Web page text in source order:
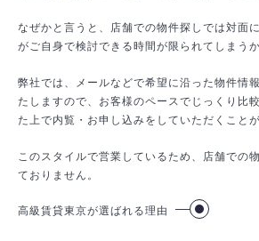
なぜかと言うと、店舗での物件探しでは対面
がご自身で検討できる時間が限られてしまうか
弊社では、メールなどで希望に沿った物件情
たしますので、お客様のペースでじっくり比
た上で内覧・お申し込みをしていただくことが
このスタイルで営業しているため、店舗での
ておりません。
高級賃貸東京が選ばれる理由